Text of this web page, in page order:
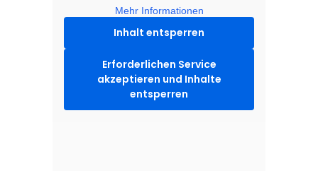
Mehr Informationen
Inhalt entsperren
Erforderlichen Service
akzeptieren und Inhalte
entsperren